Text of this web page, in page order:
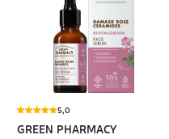
5,0
GREEN PHARMACY